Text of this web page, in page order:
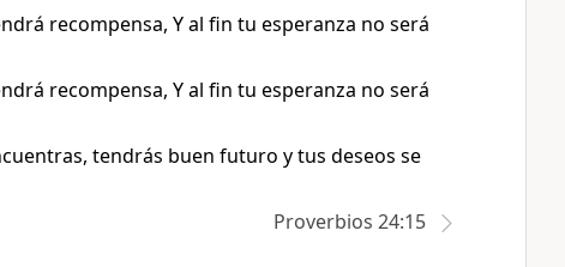
recompensa, Y al fin tu esperanza no será
recompensa, Y al fin tu esperanza no será
tendrás buen futuro y tus deseos se
Proverbios 24:15